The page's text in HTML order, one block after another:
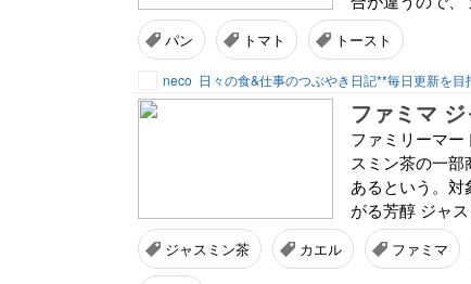
パン トマト トースト
neco 日々の食&仕事のつぶやき日記**毎日更新を目
ファミマ
ファミリーマ
スミン茶の一
あるという。対
がる芳醇 ジャ
ジャスミン茶 カエル ファミマ